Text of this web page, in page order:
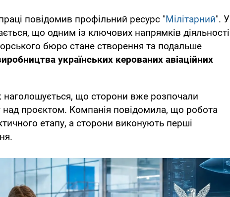
повідомив профільний ресурс "Мілітарний". У
що одним із ключових напрямків діяльності
бюро стане створення та подальше
українських керованих авіаційних
наголошується, що сторони вже розпочали
над проєктом. Компанія повідомила, що робота
етапу, а сторони виконують перші